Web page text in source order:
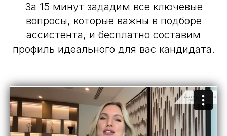
За 15 минут зададим все ключевые
вопросы, которые важны в подборе
ассистента, и бесплатно составим
профиль идеального для вас кандидата.